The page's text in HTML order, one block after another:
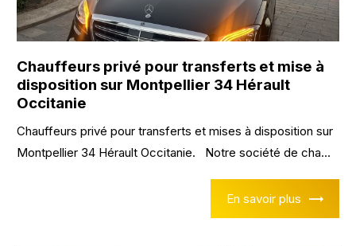
Chauffeurs privé pour transferts et mise à
disposition sur Montpellier 34 Hérault
Occitanie
Chauffeurs privé pour transferts et mises à disposition sur
Montpellier 34 Hérault Occitanie. Notre société de cha...
En savoir plus